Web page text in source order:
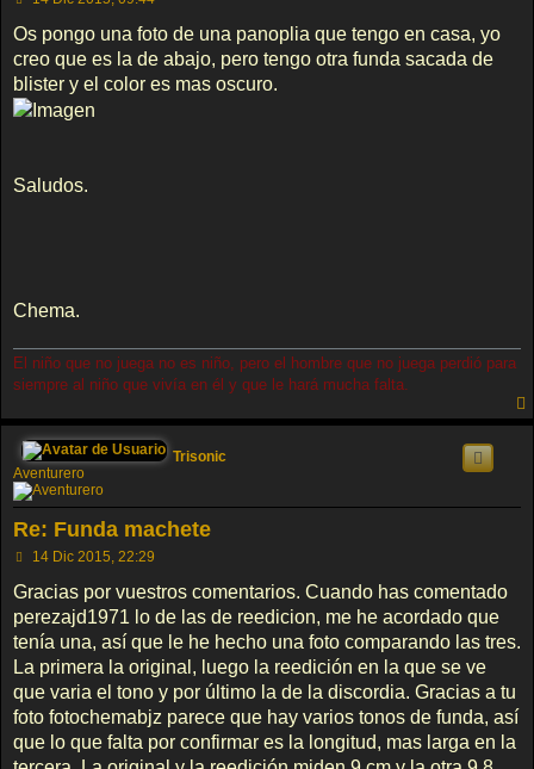
n
a
j
e
Os pongo una foto de una panoplia que tengo en casa, yo
creo que es la de abajo, pero tengo otra funda sacada de
blister y el color es mas oscuro.
Saludos.
Chema.
El niño que no juega no es niño, pero el hombre que no juega perdió para
siempre al niño que vivía en él y que le hará mucha falta.
Trisonic
Aventurero
Re: Funda machete
M
n
a
j
14 Dic 2015, 22:29
Gracias por vuestros comentarios. Cuando has comentado
perezajd1971 lo de las de reedicion, me he acordado que
tenía una, así que le he hecho una foto comparando las tres.
La primera la original, luego la reedición en la que se ve
que varia el tono y por último la de la discordia. Gracias a tu
foto fotochemabjz parece que hay varios tonos de funda, así
que lo que falta por confirmar es la longitud, mas larga en la